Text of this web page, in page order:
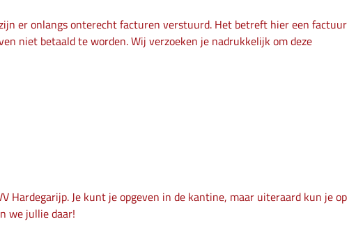
er onlangs onterecht facturen verstuurd. Het betreft hier een factuur
niet betaald te worden. Wij verzoeken je nadrukkelijk om deze
Hardegarijp. Je kunt je opgeven in de kantine, maar uiteraard kun je op
we jullie daar!